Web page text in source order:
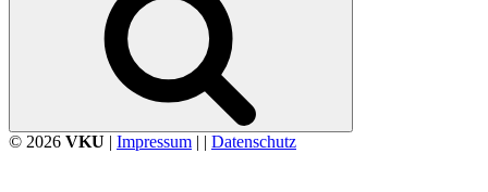
© 2026 VKU | Impressum | | Datenschutz